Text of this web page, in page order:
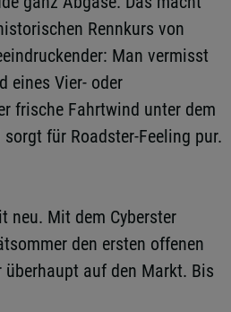
Rennkurs von
Man vermisst
eines Vier- oder
frische Fahrtwind unter dem
für Roadster-Feeling pur.
neu. Mit dem Cyberster
den ersten offenen
auf den Markt. Bis